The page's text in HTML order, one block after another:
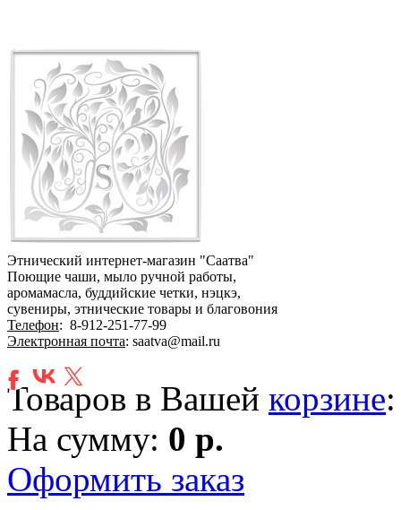
Этнический интернет-магазин "Саатва"
Поющие чаши, мыло ручной работы,
аромамасла, буддийские четки, нэцкэ,
сувениры, этнические товары и благовония
Телефон: 8-912-251-77-99
Электронная почта: saatva@mail.ru
Товаров в Вашей корзине
На сумму: 0 р.
Оформить заказ